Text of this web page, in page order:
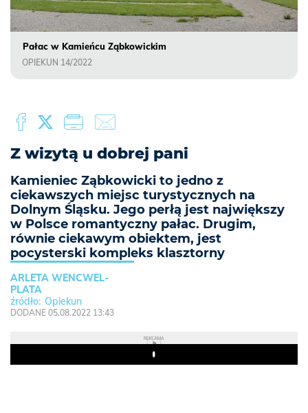
Pałac w Kamieńcu Ząbkowickim
OPIEKUN 14/2022
Z wizytą u dobrej pani
Kamieniec Ząbkowicki to jedno z
ciekawszych miejsc turystycznych na
Dolnym Śląsku. Jego perłą jest największy
w Polsce romantyczny pałac. Drugim,
równie ciekawym obiektem, jest
pocysterski kompleks klasztorny
ARLETA WENCWEL-
PLATA
Opiekun
DODANE 05.08.2022 13:43
REKLAMA
Play